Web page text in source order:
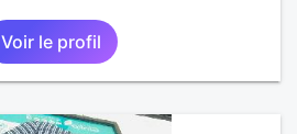
Voir le profil